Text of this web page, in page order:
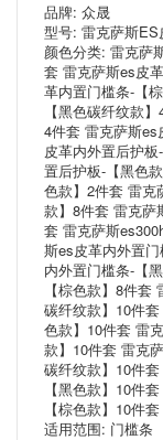
品牌: 众晟
型号: 雷克萨斯ES
颜色分类: 雷克萨
套 雷克萨斯es皮
革内置门槛条-【
【黑色碳纤纹款
4件套 雷克萨斯es
皮革内外置后护
置后护板-【黑色
色款】2件套 雷克
款】8件套 雷克萨
套 雷克萨斯
斯es皮革内外置
内外置门槛条-【
【棕色款】8件
碳纤纹款】10件
色款】10件套 雷
款】10件套 雷克
碳纤纹款】10件
【黑色款】10件
【棕色款】10件套
适用范围: 门槛条